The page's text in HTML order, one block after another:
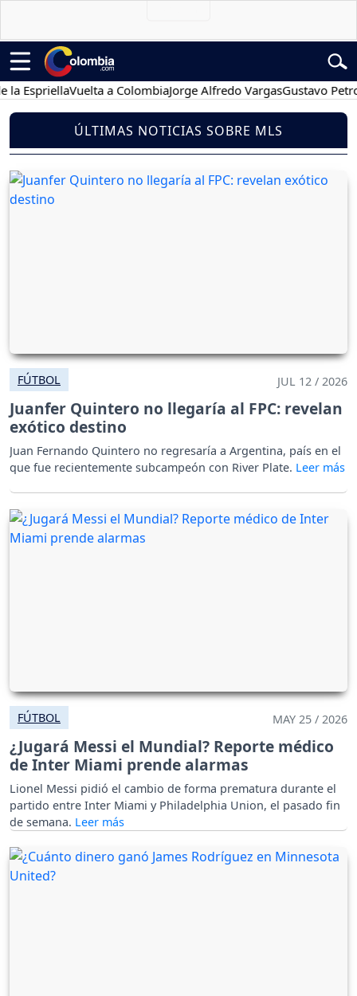
Vuelta a ColombiaJorge Alfredo VargasGustavo Petro
ÚLTIMAS NOTICIAS SOBRE MLS
FÚTBOL JUL 12 / 2026
Juanfer Quintero no llegaría al FPC: revelan
exótico destino
Juan Fernando Quintero no regresaría a Argentina, país en el
que fue recientemente subcampeón con River Plate.
FÚTBOL MAY 25 / 2026
¿Jugará Messi el Mundial? Reporte médico
de Inter Miami prende alarmas
Lionel Messi pidió el cambio de forma prematura durante el
partido entre Inter Miami y Philadelphia Union, el pasado fin
de semana.